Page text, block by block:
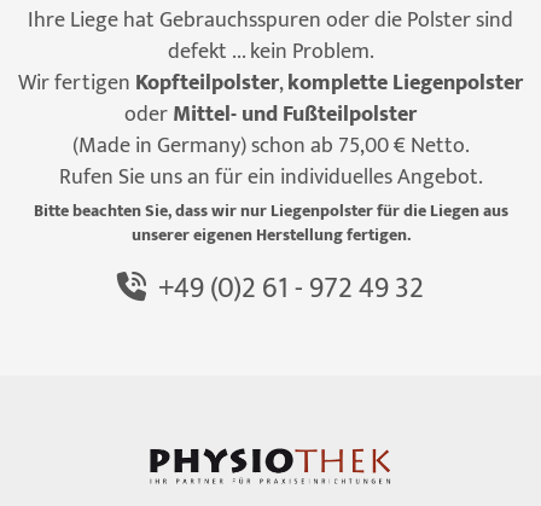
Ihre Liege hat Gebrauchsspuren oder die Polster sind
defekt ... kein Problem.
Wir fertigen Kopfteilpolster,komplette Liegenpolster
oderMittel- und Fußteilpolster
(Made in Germany) schon ab 75,00 € Netto.
Rufen Sie uns an für ein individuelles Angebot.
Bitte beachten Sie, dass wir nur Liegenpolster für die Liegen aus
unserer eigenen Herstellung fertigen.
+49 (0)2 61 - 972 49 32